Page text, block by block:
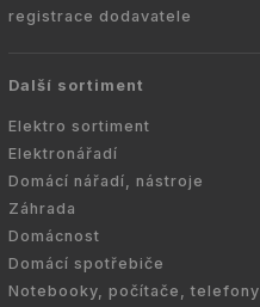
registrace dodavatele
Další sortiment
Elektro sortiment
Elektronářadí
Domácí nářadí, nástroje
Záhrada
Domácnost
Domácí spotřebiče
Notebooky, počítače, telefony